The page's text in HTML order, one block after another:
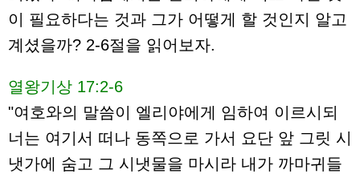
이 필요하다는 것과 그가 어떻게 할 것인지 알고
계셨을까? 2-6절을 읽어보자.
열왕기상 17:2-6
"여호와의 말씀이 엘리야에게 임하여 이르시되
너는 여기서 떠나 동쪽으로 가서 요단 앞 그릿 시
냇가에 숨고 그 시냇물을 마시라 내가 까마귀들